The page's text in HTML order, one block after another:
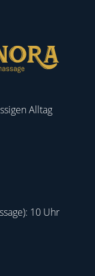
Alltag
10 Uhr